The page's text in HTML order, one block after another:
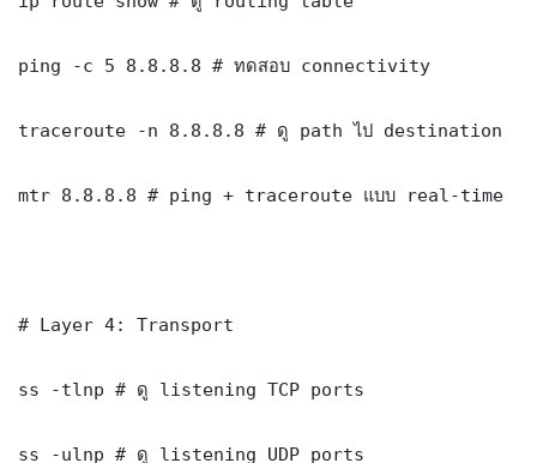
ping -c 5 8.8.8.8 # ทดสอบ connectivity
traceroute -n 8.8.8.8 # ดู path ไป destination
mtr 8.8.8.8 # ping + traceroute แบบ real-time
# Layer 4: Transport
ss -tlnp # ดู listening TCP ports
ss -ulnp # ดู listening UDP ports